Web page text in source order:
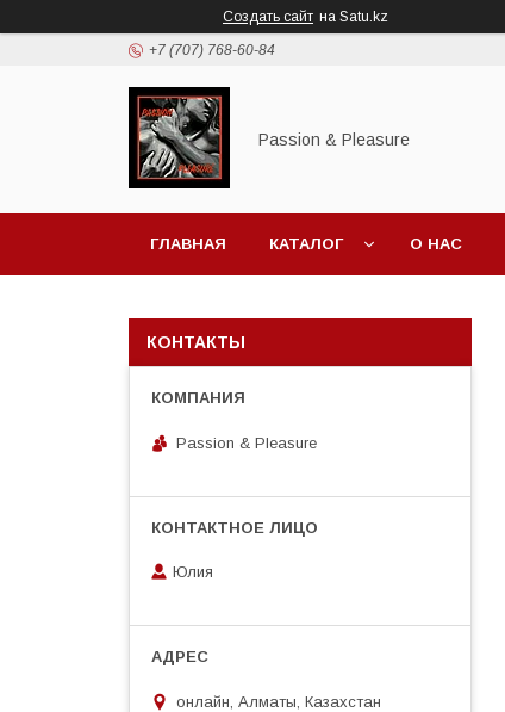
Создать сайт на Satu.kz
+7 (707) 768-60-84
Passion & Pleasure
ГЛАВНАЯ КАТАЛОГ О НАС
КОНТАКТЫ
Passion & Pleasure
Юлия
онлайн, Алматы, Казахстан